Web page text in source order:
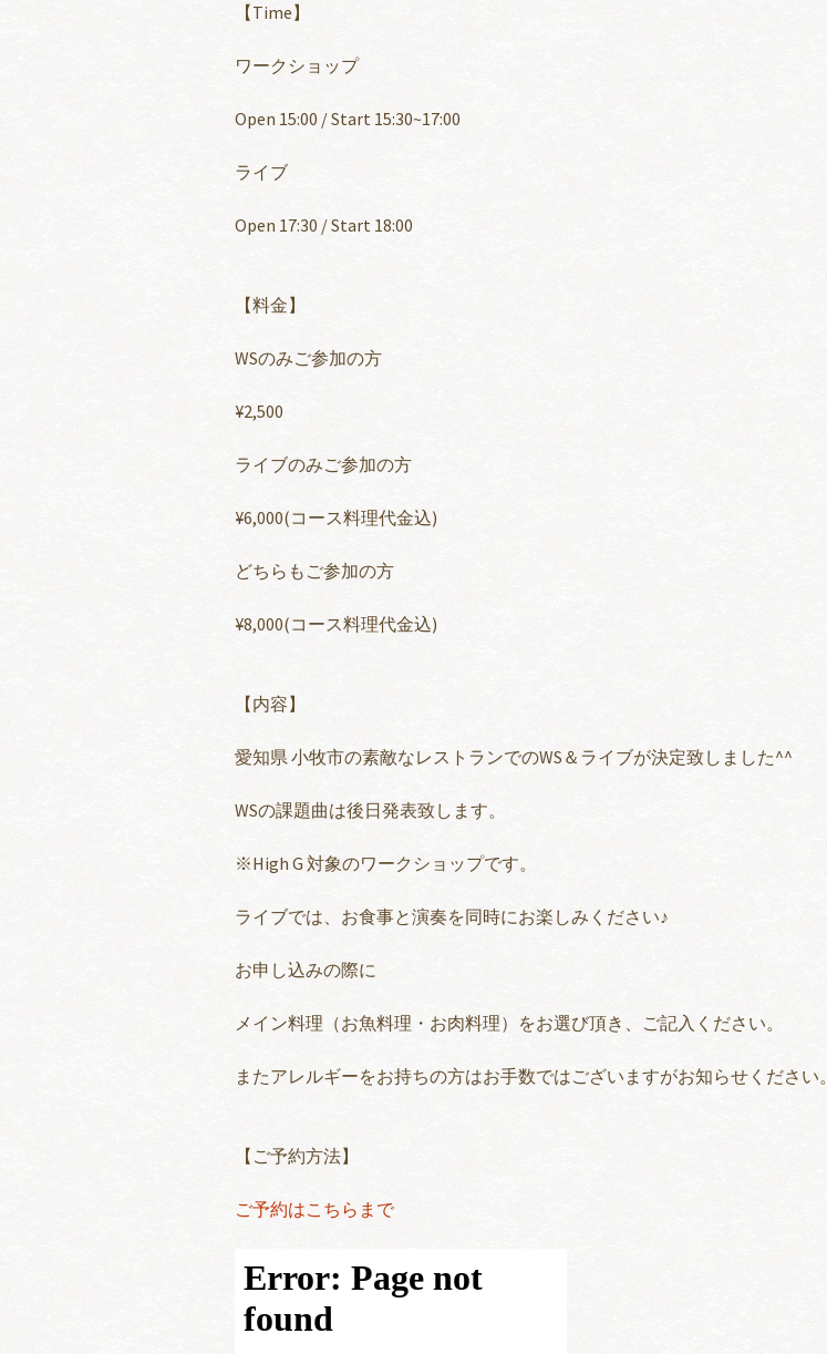
【Time】
ワークショップ
Open 15:00 / Start 15:30~17:00
ライブ
Open 17:30 / Start 18:00
【料金】
WSのみご参加の方
¥2,500
ライブのみご参加の方
¥6,000(コース料理代金込)
どちらもご参加の方
¥8,000(コース料理代金込)
【内容】
愛知県 小牧市の素敵なレストランでのWS＆ライブが決定致しました^^
WSの課題曲は後日発表致します。
※High G 対象のワークショップです。
ライブでは、お食事と演奏を同時にお楽しみください♪
お申し込みの際に
メイン料理（お魚料理・お肉料理）をお選び頂き、ご記入ください。
またアレルギーをお持ちの方はお手数ではございますがお知らせください。
【ご予約方法】
ご予約はこちらまで